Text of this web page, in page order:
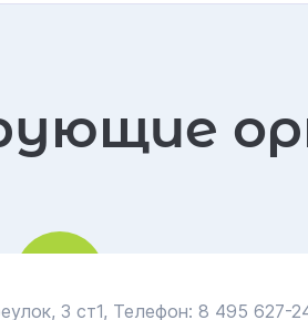
3 ст1, Телефон: 8 495 627-